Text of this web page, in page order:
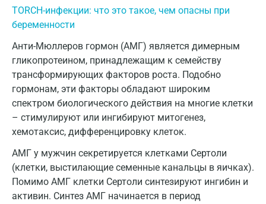
TORCH-инфекции: что это такое, чем опасны при
беременности
Анти-Мюллеров гормон (АМГ) является димерным
гликопротеином, принадлежащим к семейству
трансформирующих факторов роста. Подобно
гормонам, эти факторы обладают широким
спектром биологического действия на многие клетки
– стимулируют или ингибируют митогенез,
хемотаксис, дифференцировку клеток.
АМГ у мужчин секретируется клетками Сертоли
(клетки, выстилающие семенные канальцы в яичках).
Помимо АМГ клетки Сертоли синтезируют ингибин и
активин. Синтез АМГ начинается в период
Дзержинск
Дзержинский
Дмитров
Долгопрудный
Домодедово
Екатеринбург
Звенигород
Зеленоград